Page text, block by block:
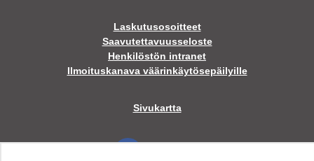
Laskutusosoitteet
Saavutettavuusseloste
Henkilöstön intranet
Ilmoituskanava väärinkäytösepäilyille
Sivukartta